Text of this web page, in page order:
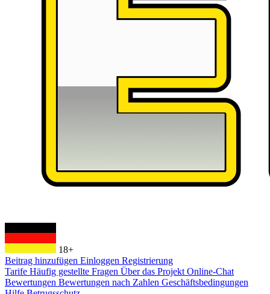
18+
Beitrag hinzufügen Einloggen Registrierung
Tarife Häufig gestellte Fragen Über das Projekt Online-Chat
Bewertungen Bewertungen nach Zahlen Geschäftsbedingungen